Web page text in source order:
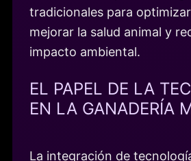
tradicionales para
mejorar la salud animal y
impacto ambiental.
EL PAPEL DE LA
EN LA GANADERÍA
La integración de